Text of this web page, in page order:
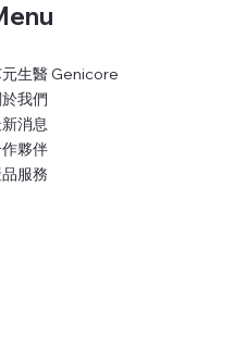
生醫 Genicore
我們
消息
夥伴
服務